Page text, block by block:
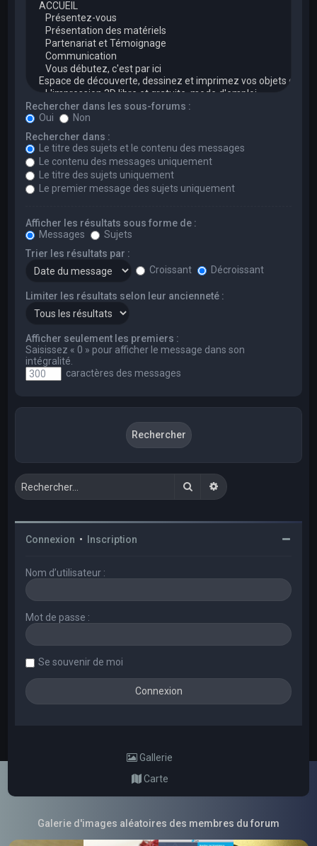
Rechercher dans les sous-forums :
Oui
Non
Rechercher dans :
Le titre des sujets et le contenu des messages
Le contenu des messages uniquement
Le titre des sujets uniquement
Le premier message des sujets uniquement
Afficher les résultats sous forme de :
Messages
Sujets
Trier les résultats par :
Croissant
Décroissant
Limiter les résultats selon leur ancienneté :
Afficher seulement les premiers :
Saisissez « 0 » pour afficher le message dans son
intégralité.
caractères des messages
RechercherRecherche avancée
Connexion • Inscription
Nom d’utilisateur :
Mot de passe :
Se souvenir de moi
Gallerie
Carte
Galerie d'images aléatoires des membres du forum